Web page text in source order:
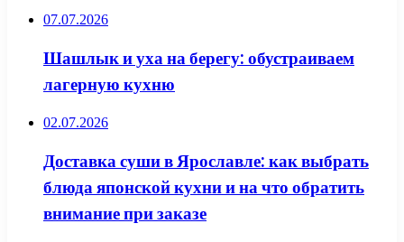
07.07.2026
Шашлык и уха на берегу: обустраиваем
лагерную кухню
02.07.2026
Доставка суши в Ярославле: как выбрать
блюда японской кухни и на что обратить
внимание при заказе